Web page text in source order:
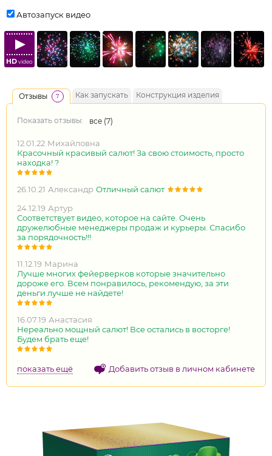
Автозапуск видео
HDvideo
Отзывы 7 Как запускать Конструкция изделия
Показать отзывы: все (7)
12.01.22 Михайловна
Красочный красивый салют! За свою стоимость, просто
находка! ?
26.10.21 Александр Отличный салют
24.12.19 Артур
Соответствует видео, которое на сайте. Очень
дружелюбные менеджеры продаж и курьеры. Спасибо
за порядочность!!!
11.12.19 Марина
Лучше многих фейерверков которые значительно
дороже его. Всем понравилось, рекомендую, за эти
деньги лучше не найдете!
16.07.19 Анастасия
Нереально мощный салют! Все остались в восторге!
Будем брать еще!
показать ещё Добавить отзыв в личном кабинете